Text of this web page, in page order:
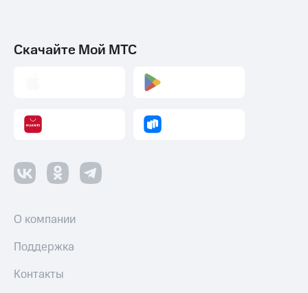
Скачайте Мой МТС
О компании
Поддержка
Контакты